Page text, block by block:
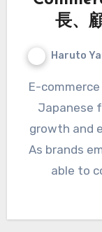
長、
Haruto
E-commerce technology is revolutionizing the
Japanese
growth and
As brands
able to